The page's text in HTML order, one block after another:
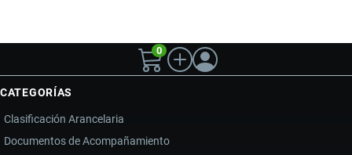
0
CATEGORÍAS
Clasificación Arancelaria
Documentos de Acompañamiento